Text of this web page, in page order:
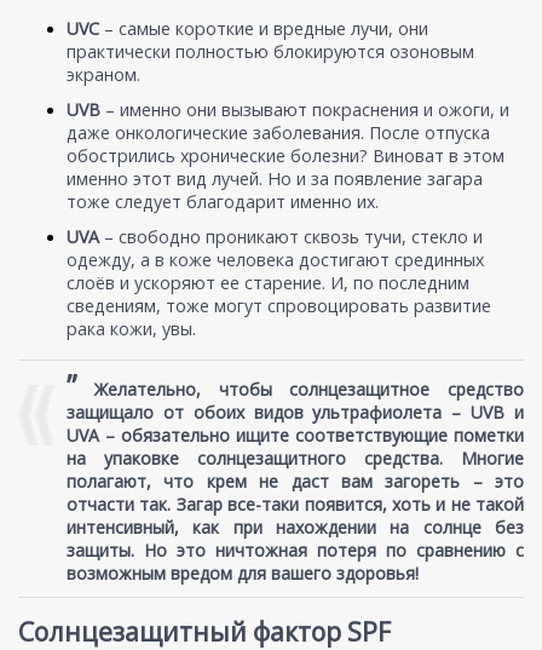
UVC– самые короткие и вредные лучи, они
практически полностью блокируются озоновым
экраном.
UVB – именно они вызывают покраснения и ожоги, и
даже онкологические заболевания. После отпуска
обострились хронические болезни? Виноват в этом
именно этот вид лучей. Но и за появление загара
тоже следует благодарит именно их.
UVA– свободно проникают сквозь тучи, стекло и
одежду, а в коже человека достигают срединных
слоёв и ускоряют ее старение. И, по последним
сведениям, тоже могут спровоцировать развитие
рака кожи, увы.
”
Желательно, чтобы солнцезащитное средство
защищало от обоих видов ультрафиолета – UVB и
UVA – обязательно ищите соответствующие пометки
на упаковке солнцезащитного средства. Многие
полагают, что крем не даст вам загореть – это
отчасти так. Загар все-таки появится, хоть и не такой
интенсивный, как при нахождении на солнце без
защиты. Но это ничтожная потеря по сравнению с
возможным вредом для вашего здоровья!
Солнцезащитный фактор SPF